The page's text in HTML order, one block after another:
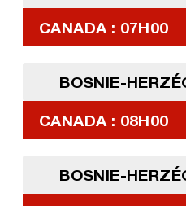
CANADA : 07H00
BOSNIE-
CANADA : 08H00
BOSNIE-